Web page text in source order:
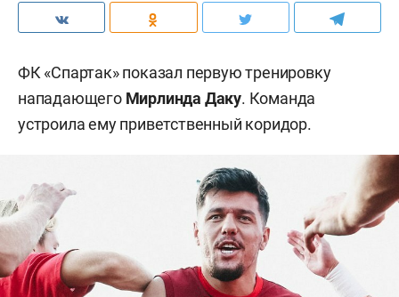
ФК «Спартак» показал первую тренировку
нападающего Мирлинда Даку. Команда
устроила ему приветственный коридор.